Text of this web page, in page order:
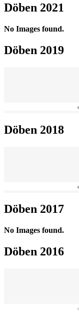
Döben 2021
No Images found.
Döben 2019
Döben 2018
Döben 2017
No Images found.
Döben 2016